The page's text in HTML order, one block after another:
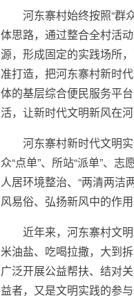
河东寨村始终按照“群
体思路，通过整合全村活
源，形成固定的实践场所
准打造，把河东寨村新时
体的基层综合便民服务平
活，让新时代文明新风在
河东寨村新时代文明
众“点单”、所站“派单”、
人居环境整治、“两清两洁
风易俗、弘扬新风中的作
近年来，河东寨村文
米油盐、吃喝拉撒，大到
广泛开展公益帮扶、结对
益者，又是文明实践的参